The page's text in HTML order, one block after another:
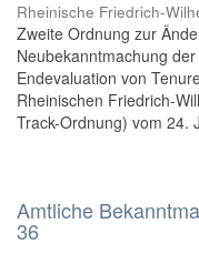
Rheinische Friedrich-
Zweite Ordnung zur
Neubekanntmachung
Endevaluation von
Rheinischen Friedrich-
Track-Ordnung) vom 24.
Amtliche
36